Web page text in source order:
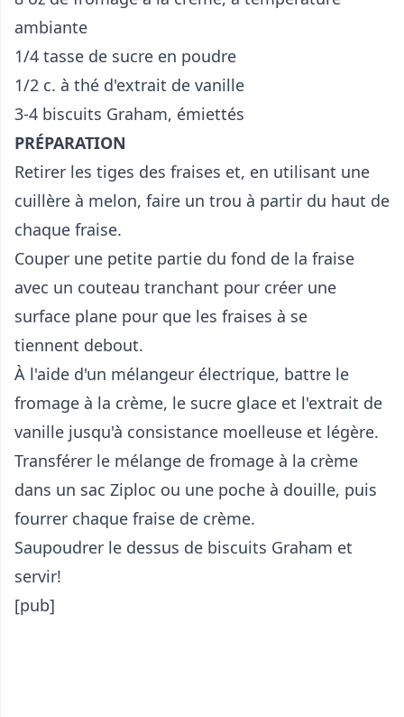
ambiante
1/4 tasse de sucre en poudre
1/2 c. à thé d'extrait de vanille
3-4 biscuits Graham, émiettés
PRÉPARATION
Retirer les tiges des fraises et, en utilisant une
cuillère à melon, faire un trou à partir du haut de
chaque fraise.
Couper une petite partie du fond de la fraise
avec un couteau tranchant pour créer une
surface plane pour que les fraises à se
tiennent debout.
À l'aide d'un mélangeur électrique, battre le
fromage à la crème, le sucre glace et l'extrait de
vanille jusqu'à consistance moelleuse et légère.
Transférer le mélange de fromage à la crème
dans un sac Ziploc ou une poche à douille, puis
fourrer chaque fraise de crème.
Saupoudrer le dessus de biscuits Graham et
servir!
[pub]